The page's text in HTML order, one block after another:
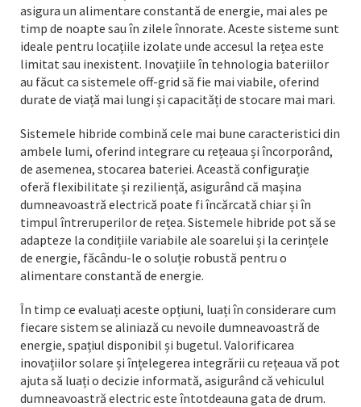
asigura un alimentare constantă de energie, mai ales pe
timp de noapte sau în zilele înnorate. Aceste sisteme sunt
ideale pentru locațiile izolate unde accesul la rețea este
limitat sau inexistent. Inovațiile în tehnologia bateriilor
au făcut ca sistemele off-grid să fie mai viabile, oferind
durate de viață mai lungi și capacități de stocare mai mari.
Sistemele hibride combină cele mai bune caracteristici din
ambele lumi, oferind integrare cu rețeaua și încorporând,
de asemenea, stocarea bateriei. Această configurație
oferă flexibilitate și reziliență, asigurând că mașina
dumneavoastră electrică poate fi încărcată chiar și în
timpul întreruperilor de rețea. Sistemele hibride pot să se
adapteze la condițiile variabile ale soarelui și la cerințele
de energie, făcându-le o soluție robustă pentru o
alimentare constantă de energie.
În timp ce evaluați aceste opțiuni, luați în considerare cum
fiecare sistem se aliniază cu nevoile dumneavoastră de
energie, spațiul disponibil și bugetul. Valorificarea
inovațiilor solare și înțelegerea integrării cu rețeaua vă pot
ajuta să luați o decizie informată, asigurând că vehiculul
dumneavoastră electric este întotdeauna gata de drum.